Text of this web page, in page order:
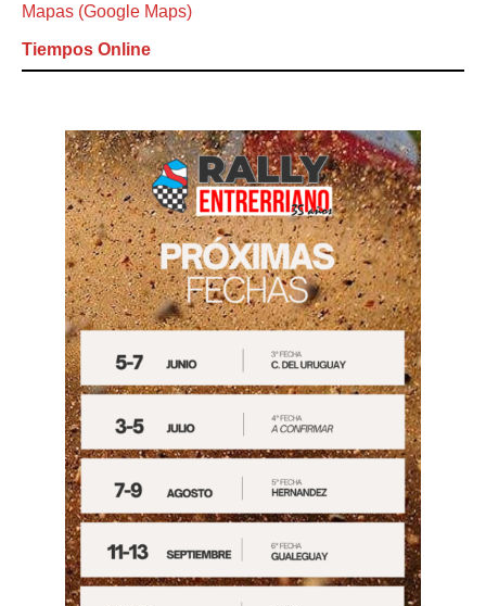
Mapas (Google Maps)
Tiempos Online